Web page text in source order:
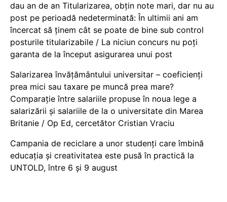
dau an de an Titularizarea, obțin note mari, dar nu au
post pe perioadă nedeterminată: În ultimii ani am
încercat să ținem cât se poate de bine sub control
posturile titularizabile / La niciun concurs nu poți
garanta de la început asigurarea unui post
Salarizarea învățământului universitar – coeficienți
prea mici sau taxare pe muncă prea mare?
Comparație între salariile propuse în noua lege a
salarizării și salariile de la o universitate din Marea
Britanie / Op Ed, cercetător Cristian Vraciu
Campania de reciclare a unor studenți care îmbină
educația și creativitatea este pusă în practică la
UNTOLD, între 6 și 9 august